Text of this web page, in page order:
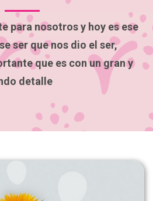
para nosotros y hoy es ese
ser que nos dio el ser,
que es con un gran y
detalle